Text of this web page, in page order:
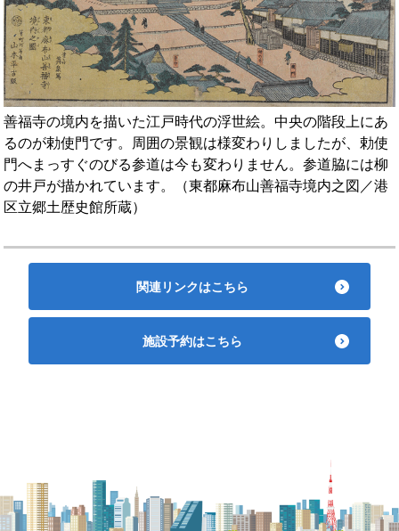
善福寺の境内を描いた江戸時代の浮世絵。中央の階段上にあ
るのが勅使門です。周囲の景観は様変わりしましたが、勅使
門へまっすぐのびる参道は今も変わりません。参道脇には柳
の井戸が描かれています。（東都麻布山善福寺境内之図／港
区立郷土歴史館所蔵）
関連リンクはこちら
施設予約はこちら